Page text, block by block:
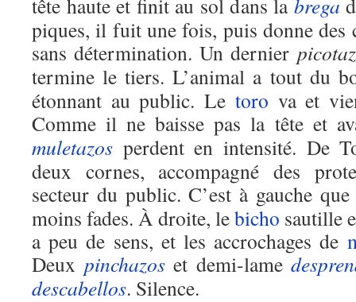
tête haute et finit au sol dans la brega
piques, il fuit une fois, puis donne des
sans détermination. Un dernier
termine le tiers. L’animal a tout du
étonnant au public. Le toro va et
Comme il ne baisse pas la tête et
muletazos perdent en intensité. De
deux cornes, accompagné des
secteur du public. C’est à gauche
moins fades. À droite, lebicho sautille
a peu de sens, et les accrochages de
Deux pinchazoset demi-lame
descabellos. Silence.